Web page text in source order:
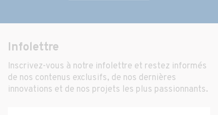
Infolettre
Inscrivez-vous à notre infolettre et restez informés
de nos contenus exclusifs, de nos dernières
innovations et de nos projets les plus passionnants.